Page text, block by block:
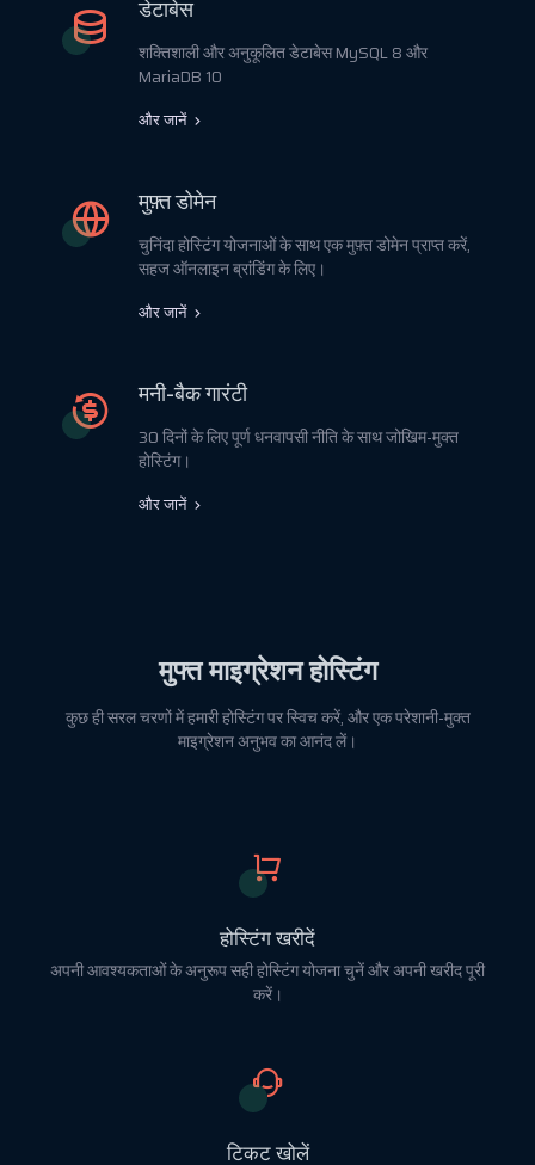
डेटाबेस
शक्तिशाली और अनुकूलित डेटाबेस MySQL 8 और
MariaDB 10
और जानें
मुफ़्त डोमेन
चुनिंदा होस्टिंग योजनाओं के साथ एक मुफ़्त डोमेन प्राप्त करें,
सहज ऑनलाइन ब्रांडिंग के लिए।
और जानें
मनी-बैक गारंटी
30 दिनों के लिए पूर्ण धनवापसी नीति के साथ जोखिम-मुक्त
होस्टिंग।
और जानें
मुफ्त माइग्रेशन होस्टिंग
कुछ ही सरल चरणों में हमारी होस्टिंग पर स्विच करें, और एक परेशानी-मुक्त
माइग्रेशन अनुभव का आनंद लें।
होस्टिंग खरीदें
अपनी आवश्यकताओं के अनुरूप सही होस्टिंग योजना चुनें और अपनी खरीद पूरी
करें।
टिकट खोलें